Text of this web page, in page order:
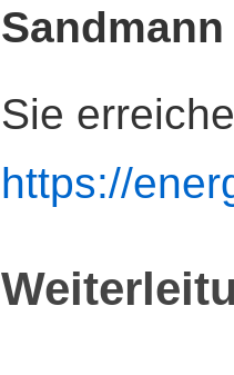
Sandmann
Sie
https://